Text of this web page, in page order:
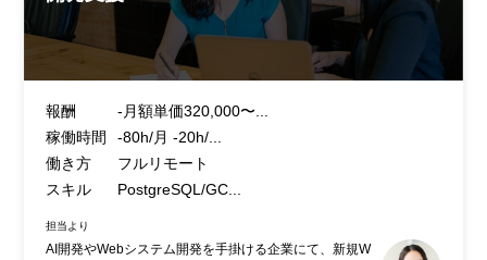
報酬
-月額単価320,000〜...
稼働時間
-80h/月 -20h/...
働き方
フルリモート
スキル
PostgreSQL/GC...
担当より
AI開発やWebシステム開発を手掛ける企業にて、新規W